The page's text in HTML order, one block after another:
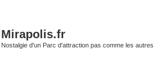
Mirapolis.fr
Nostalgie d'un Parc d'attraction pas comme les autres